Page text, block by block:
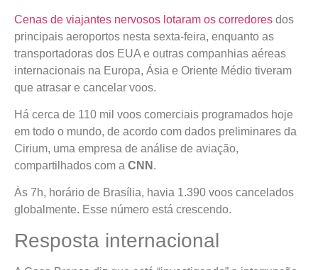
Cenas de viajantes nervosos lotaram os corredores dos
principais aeroportos nesta sexta-feira, enquanto as
transportadoras dos EUA e outras companhias aéreas
internacionais na Europa, Ásia e Oriente Médio tiveram
que atrasar e cancelar voos.
Há cerca de 110 mil voos comerciais programados hoje
em todo o mundo, de acordo com dados preliminares da
Cirium, uma empresa de análise de aviação,
compartilhados com a CNN .
Às 7h, horário de Brasília, havia 1.390 voos cancelados
globalmente. Esse número está crescendo.
Resposta internacional